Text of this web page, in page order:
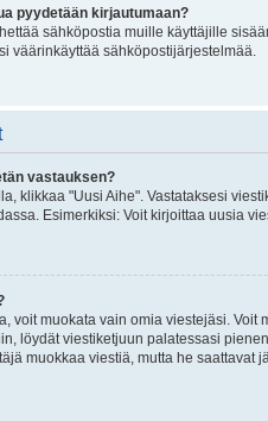
pyydetään kirjautumaan?
sähköpostia muille käyttäjille
väärinkäyttää sähköpostijärjestelmää.
vastauksen?
klikkaa "Uusi Aihe". Vastataksesi
Esimerkiksi: Voit kirjoittaa uusia
voit muokata vain omia viestejäsi.
löydät viestiketjuun palatessasi
muokkaa viestiä, mutta he